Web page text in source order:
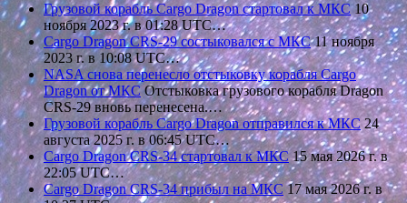
Грузовой корабль Cargo Dragon стартовал к МКС10
ноября 2023 г. в 01:28 UTC…
Cargo Dragon CRS-29 состыковался с МКС11 ноября
2023 г. в 10:08 UTC…
NASA снова перенесло отстыковку корабля Cargo
Dragon от МКСОтстыковка грузового корабля Dragon
CRS-29 вновь перенесена.…
Грузовой корабль Cargo Dragon отправился к МКС24
августа 2025 г. в 06:45 UTC…
Cargo Dragon CRS-34 стартовал к МКС15 мая 2026 г. в
22:05 UTC…
Cargo Dragon CRS-34 прибыл на МКС17 мая 2026 г. в